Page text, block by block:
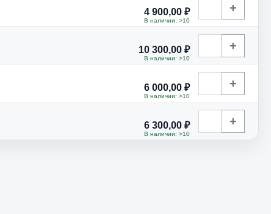
4 900,00 ₽
В наличии: >10
+
10 300,00 ₽
В наличии: >10
+
6 000,00 ₽
В наличии: >10
+
6 300,00 ₽
В наличии: >10
+